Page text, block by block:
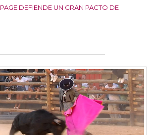
DEFIENDE UN GRAN PACTO DE